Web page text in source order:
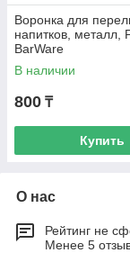
Воронка для
напитков, металл,
BarWare
В наличии
800 ₸
Купить
О нас
Рейтинг не
Менее 5